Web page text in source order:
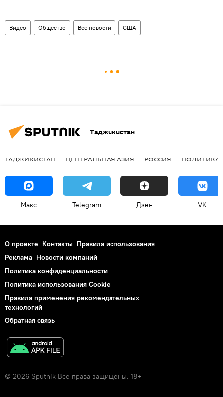
Видео Общество Все новости США
Таджикистан
ТАДЖИКИСТАН ЦЕНТРАЛЬНАЯ АЗИЯ РОССИЯ ПОЛИТИКА
Макс Telegram Дзен VK
О проекте Контакты Правила использования
Реклама Новости компаний
Политика конфиденциальности
Политика использования Cookie
Правила применения рекомендательных
технологий
Обратная связь
© 2026 Sputnik Все права защищены. 18+